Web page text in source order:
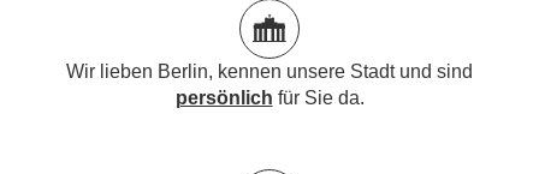
Wir lieben Berlin, kennen unsere Stadt und sind
persönlich für Sie da.